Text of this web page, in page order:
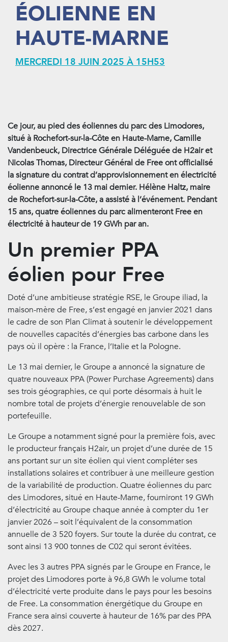
ÉOLIENNE EN
HAUTE-MARNE
MERCREDI 18 JUIN 2025 À 15H53
Ce jour, au pied des éoliennes du parc des Limodores,
situé à Rochefort-sur-la-Côte en Haute-Marne, Camille
Vandenbeuck, Directrice Générale Déléguée de H2air et
Nicolas Thomas, Directeur Général de Free ont officialisé
la signature du contrat d’approvisionnement en électricité
éolienne annoncé le 13 mai dernier. Hélène Haltz, maire
de Rochefort-sur-la-Côte, a assisté à l’événement. Pendant
15 ans, quatre éoliennes du parc alimenteront Free en
électricité à hauteur de 19 GWh par an.
Un premier PPA
éolien pour Free
Doté d’une ambitieuse stratégie RSE, le Groupe iliad, la
maison-mère de Free, s’est engagé en janvier 2021 dans
le cadre de son Plan Climat à soutenir le développement
de nouvelles capacités d’énergies bas carbone dans les
pays où il opère : la France, l’Italie et la Pologne.
Le 13 mai dernier, le Groupe a annoncé la signature de
quatre nouveaux PPA (Power Purchase Agreements) dans
ses trois géographies, ce qui porte désormais à huit le
nombre total de projets d’énergie renouvelable de son
portefeuille.
Le Groupe a notamment signé pour la première fois, avec
le producteur français H2air, un projet d’une durée de 15
ans portant sur un site éolien qui vient compléter ses
installations solaires et contribuer à une meilleure gestion
de la variabilité de production. Quatre éoliennes du parc
des Limodores, situé en Haute-Marne, fourniront 19 GWh
d’électricité au Groupe chaque année à compter du 1er
janvier 2026 – soit l’équivalent de la consommation
annuelle de 3 520 foyers. Sur toute la durée du contrat, ce
sont ainsi 13 900 tonnes de C02 qui seront évitées.
Avec les 3 autres PPA signés par le Groupe en France, le
projet des Limodores porte à 96,8 GWh le volume total
d’électricité verte produite dans le pays pour les besoins
de Free. La consommation énergétique du Groupe en
France sera ainsi couverte à hauteur de 16% par des PPA
dès 2027.